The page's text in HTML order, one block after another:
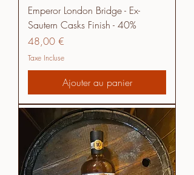
Emperor London Bridge - Ex-
Sautern Casks Finish - 40%
Prix
48,00 €
Taxe Incluse
Ajouter au panier